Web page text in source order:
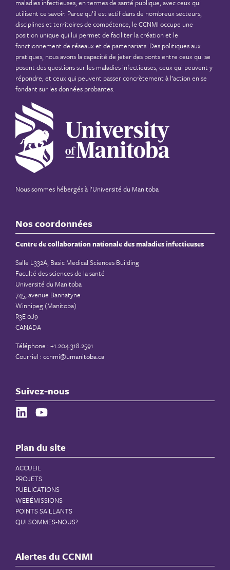
maladies infectieuses, en termes de santé publique, avec ceux qui
utilisent ce savoir. Parce qu’il est actif dans de nombreux secteurs,
disciplines et territoires de compétence, le CCNMI occupe une
position unique qui lui permet de faciliter la création et le
fonctionnement de réseaux et de partenariats. Des politiques aux
pratiques, nous avons la capacité de jeter des ponts entre ceux qui se
posent des questions sur les maladies infectieuses, ceux qui peuvent y
répondre, et ceux qui peuvent passer concrètement à l’action en se
fondant sur les données probantes.
Nous sommes hébergés à l’Université du Manitoba
Nos coordonnées
Centre de collaboration nationale des maladies infectieuses
Salle L332A, Basic Medical Sciences Building
Faculté des sciences de la santé
Université du Manitoba
745, avenue Bannatyne
Winnipeg (Manitoba)
R3E 0J9
CANADA
Téléphone : +1.204.318.2591
Courriel : ccnmi@umanitoba.ca
Suivez-nous
Plan du site
ACCUEIL
PROJETS
PUBLICATIONS
WEBÉMISSIONS
POINTS SAILLANTS
QUI SOMMES-NOUS?
Alertes du CCNMI